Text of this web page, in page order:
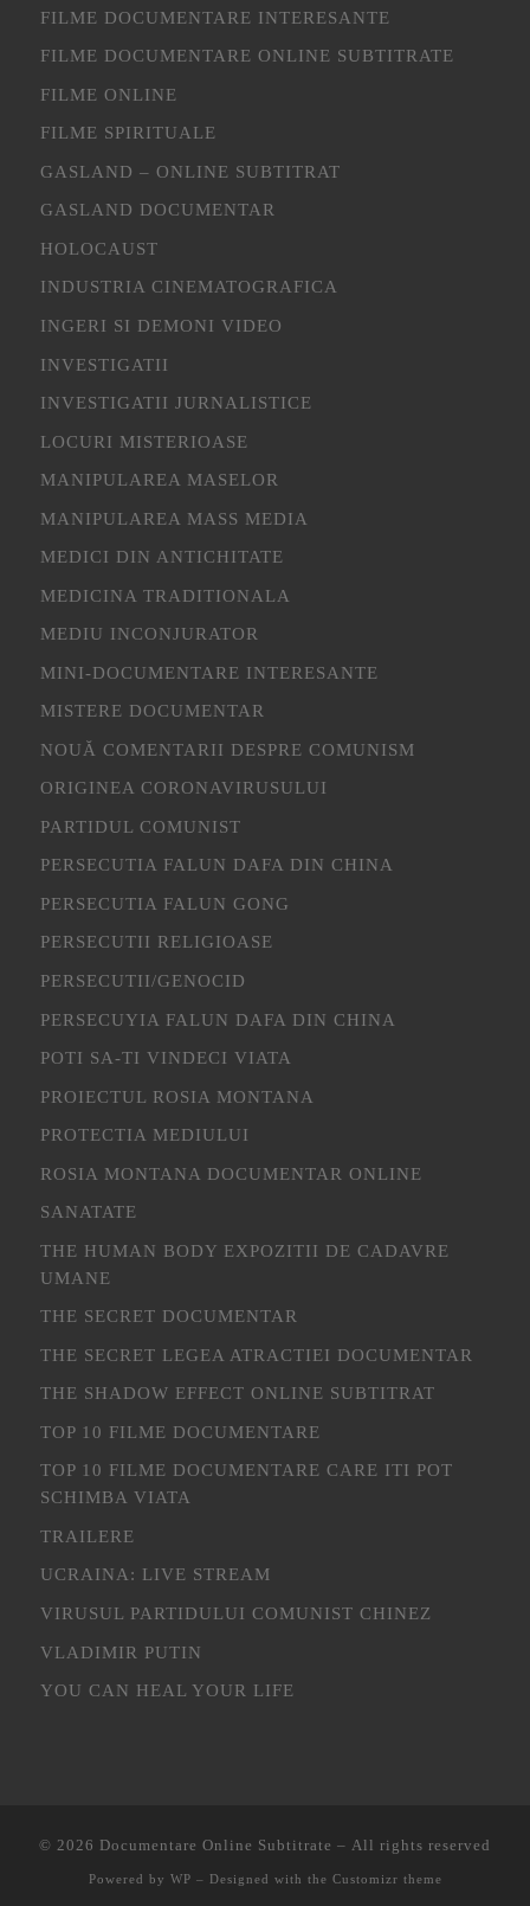
FILME DOCUMENTARE INTERESANTE
FILME DOCUMENTARE ONLINE SUBTITRATE
FILME ONLINE
FILME SPIRITUALE
GASLAND – ONLINE SUBTITRAT
GASLAND DOCUMENTAR
HOLOCAUST
INDUSTRIA CINEMATOGRAFICA
INGERI SI DEMONI VIDEO
INVESTIGATII
INVESTIGATII JURNALISTICE
LOCURI MISTERIOASE
MANIPULAREA MASELOR
MANIPULAREA MASS MEDIA
MEDICI DIN ANTICHITATE
MEDICINA TRADITIONALA
MEDIU INCONJURATOR
MINI-DOCUMENTARE INTERESANTE
MISTERE DOCUMENTAR
NOUĂ COMENTARII DESPRE COMUNISM
ORIGINEA CORONAVIRUSULUI
PARTIDUL COMUNIST
PERSECUTIA FALUN DAFA DIN CHINA
PERSECUTIA FALUN GONG
PERSECUTII RELIGIOASE
PERSECUTII/GENOCID
PERSECUYIA FALUN DAFA DIN CHINA
POTI SA-TI VINDECI VIATA
PROIECTUL ROSIA MONTANA
PROTECTIA MEDIULUI
ROSIA MONTANA DOCUMENTAR ONLINE
SANATATE
THE HUMAN BODY EXPOZITII DE CADAVRE
UMANE
THE SECRET DOCUMENTAR
THE SECRET LEGEA ATRACTIEI DOCUMENTAR
THE SHADOW EFFECT ONLINE SUBTITRAT
TOP 10 FILME DOCUMENTARE
TOP 10 FILME DOCUMENTARE CARE ITI POT
SCHIMBA VIATA
TRAILERE
UCRAINA: LIVE STREAM
VIRUSUL PARTIDULUI COMUNIST CHINEZ
VLADIMIR PUTIN
YOU CAN HEAL YOUR LIFE
© 2026 Documentare Online Subtitrate – All rights reserved
Powered by WP – Designed with the Customizr theme